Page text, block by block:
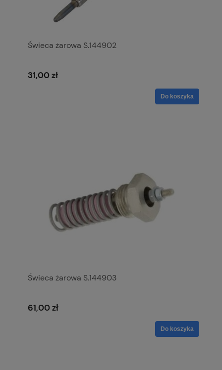
Świeca żarowa S.144902
31,00 zł
Do koszyka
Świeca żarowa S.144903
61,00 zł
Do koszyka